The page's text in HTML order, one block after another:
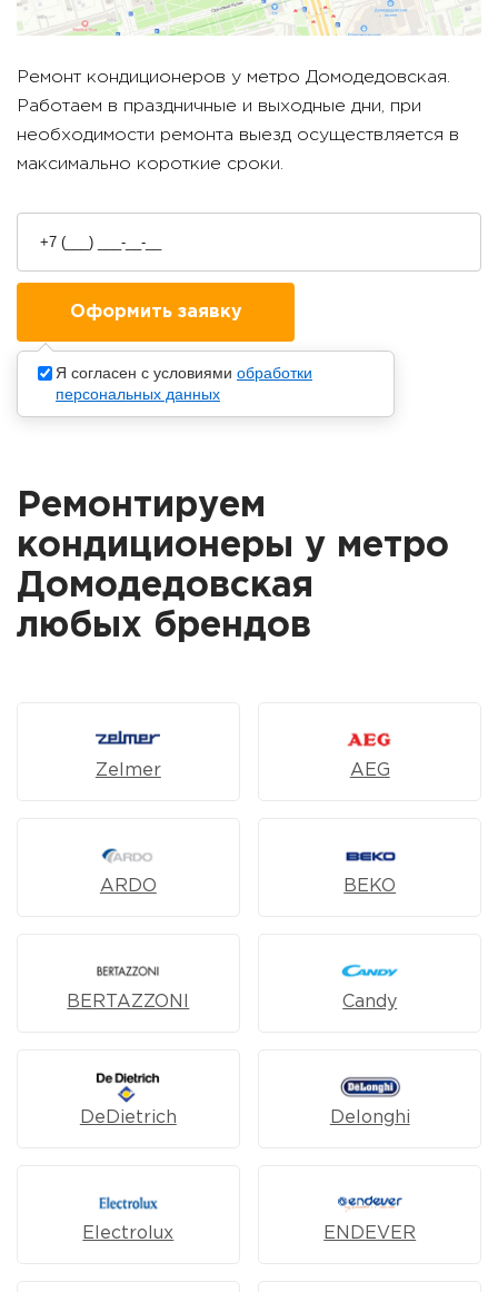
Ремонт кондиционеров у метро Домодедовская
Работаем в праздничные и выходные дни, при
необходимости ремонта выезд осуществляется в
максимально короткие сроки.
Ремонтируем
кондиционеры у метро
Домодедовская
любых брендов
Zelmer AEG
ARDO BEKO
BERTAZZONI Candy
DeDietrich Delonghi
Electrolux ENDEVER
Я согласен с условиями обработки
персональных данных